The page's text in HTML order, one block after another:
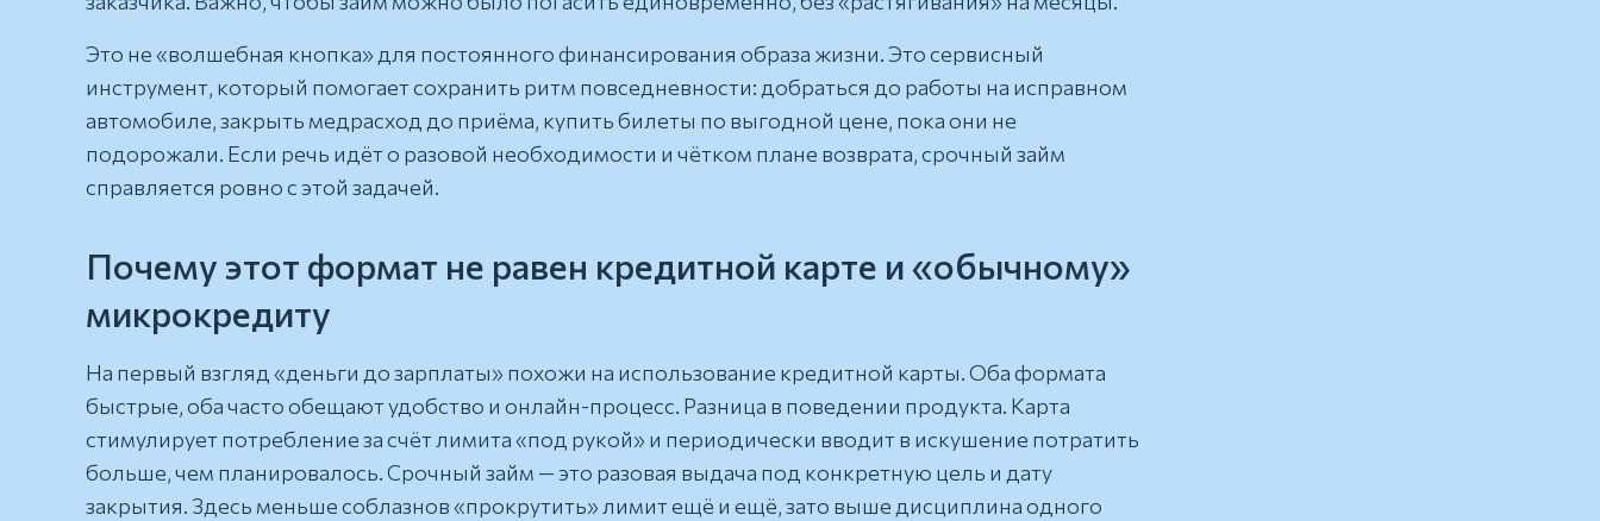
Это не «волшебная кнопка» для постоянного финансирования образа жизни. Это сервисный
инструмент, который помогает сохранить ритм повседневности: добраться до работы на исправном
автомобиле, закрыть медрасход до приёма, купить билеты по выгодной цене, пока они не
подорожали. Если речь идёт о разовой необходимости и чётком плане возврата, срочный займ
справляется ровно с этой задачей.
Почему этот формат не равен кредитной карте и «обычному»
микрокредиту
На первый взгляд «деньги до зарплаты» похожи на использование кредитной карты. Оба формата
быстрые, оба часто обещают удобство и онлайн-процесс. Разница в поведении продукта. Карта
стимулирует потребление за счёт лимита «под рукой» и периодически вводит в искушение потратить
больше, чем планировалось. Срочный займ — это разовая выдача под конкретную цель и дату
закрытия. Здесь меньше соблазнов «прокрутить» лимит ещё и ещё, зато выше дисциплина одного